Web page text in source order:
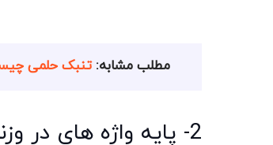
مطلب مشابه:تنبک حلمی
2- پایه واژه های در وزنهای ترکیبی